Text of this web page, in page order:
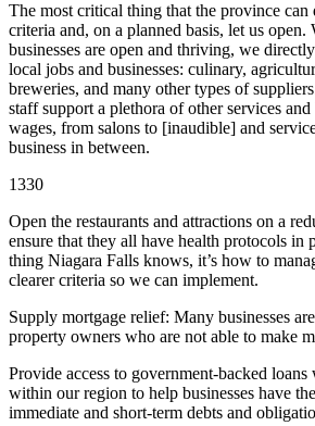
The most critical thing that the province can
criteria and, on a planned basis, let us open.
businesses are open and thriving, we
local jobs and businesses: culinary,
breweries, and many other types of
staff support a plethora of other services
wages, from salons to [inaudible] and
business in between.
1330
Open the restaurants and attractions on a
ensure that they all have health protocols in
thing Niagara Falls knows, it’s how to
clearer criteria so we can implement.
Supply mortgage relief: Many businesses
property owners who are not able to make
Provide access to government-backed loans
within our region to help businesses have
immediate and short-term debts and